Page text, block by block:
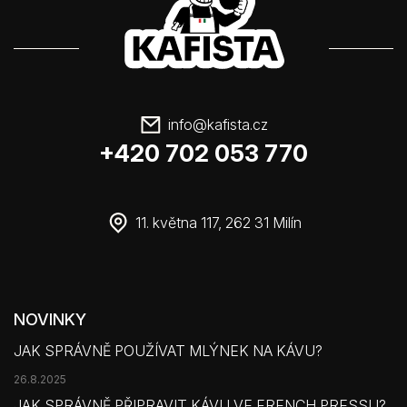
info@kafista.cz
+420 702 053 770
11. května 117, 262 31 Milín
NOVINKY
JAK SPRÁVNĚ POUŽÍVAT MLÝNEK NA KÁVU?
26.8.2025